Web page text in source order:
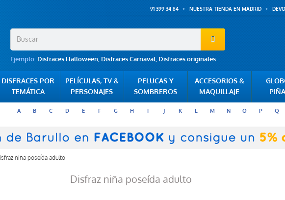
91 399 34 84 NUESTRA TIENDA EN MADRID
Ejemplo: Disfraces Halloween, Disfraces Carnaval, Disfraces originales
DISFRACES POR
TEMÁTICA
PELÍCULAS, TV &
PERSONAJES
PELUCAS Y
SOMBREROS
ACCESORIOS &
MAQUILLAJE
A B C D E F G H I J K L M N O P Q
niña poseída adulto
Disfraz niña poseída adulto